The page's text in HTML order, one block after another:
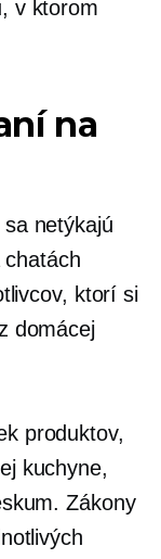
v ktorom
na
netýkajú
ktorí si
domácej
produktov,
kuchyne,
Zákony